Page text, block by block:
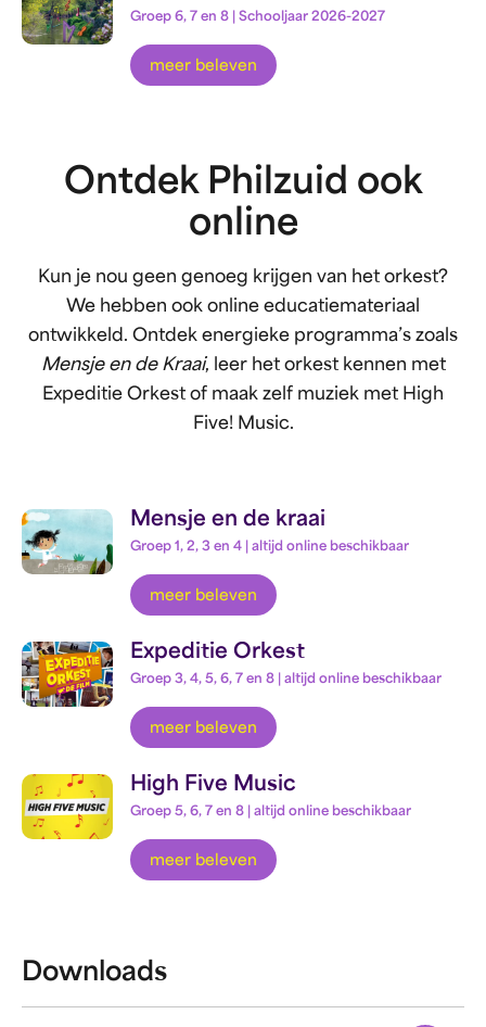
Groep 6, 7 en 8 | Schooljaar 2026-2027
meer beleven
Ontdek Philzuid ook
online
Kun je nou geen genoeg krijgen van het orkest?
We hebben ook online educatiemateriaal
ontwikkeld. Ontdek energieke programma’s zoals
Mensje en de Kraai, leer het orkest kennen met
Expeditie Orkest of maak zelf muziek met High
Five! Music.
Mensje en de kraai
Groep 1, 2, 3 en 4 | altijd online beschikbaar
meer beleven
Expeditie Orkest
Groep 3, 4, 5, 6, 7 en 8 | altijd online beschikbaar
meer beleven
High Five Music
Groep 5, 6, 7 en 8 | altijd online beschikbaar
meer beleven
Downloads